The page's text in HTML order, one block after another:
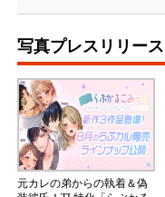
写真プレスリリース
元カレの弟からの執着＆偽